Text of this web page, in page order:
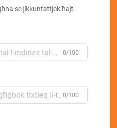
se jikkuntattjek ħajt.
0/100
0/100